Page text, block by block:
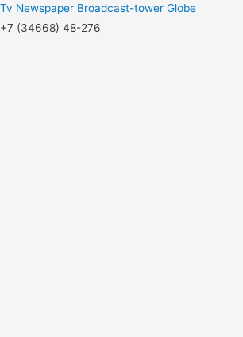
Tv Newspaper Broadcast-tower Globe
+7 (34668) 48-276